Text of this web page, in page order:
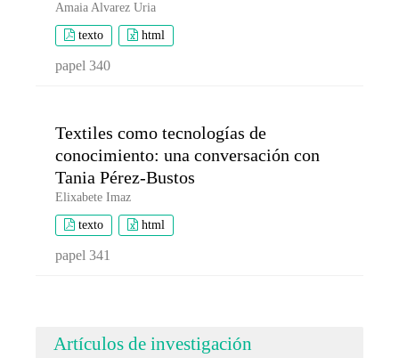
Amaia Alvarez Uria
texto html
papel 340
Textiles como tecnologías de
conocimiento: una conversación con
Tania Pérez-Bustos
Elixabete Imaz
texto html
papel 341
Artículos de investigación